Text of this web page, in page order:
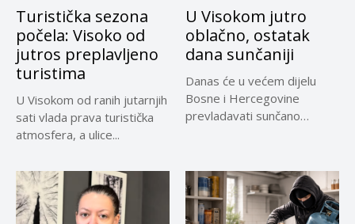
Turistička sezona
počela: Visoko od
jutros preplavljeno
turistima
U Visokom od ranih jutarnjih
sati vlada prava turistička
atmosfera, a ulice...
U Visokom jutro
oblačno, ostatak
dana sunčaniji
Danas će u većem dijelu
Bosne i Hercegovine
prevladavati sunčano